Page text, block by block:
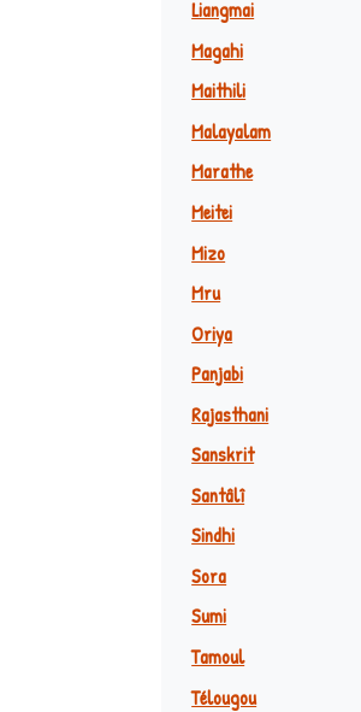
Liangmai
Magahi
Maithili
Malayalam
Marathe
Meitei
Mizo
Mru
Oriya
Panjabi
Rajasthani
Sanskrit
Santâlî
Sindhi
Sora
Sumi
Tamoul
Télougou